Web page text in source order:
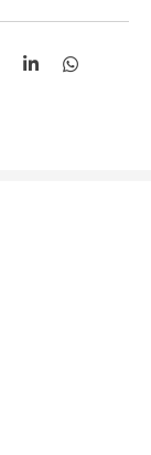
S
D